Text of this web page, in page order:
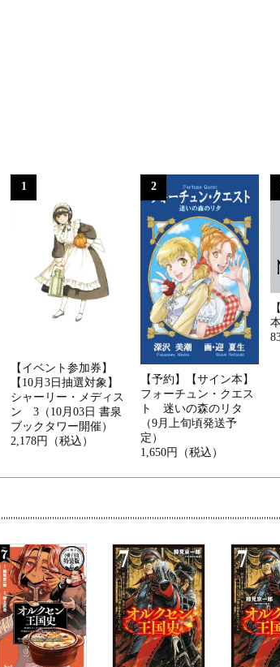
1
【イベント参加券】
【10月3日抽選対象】
シャーリー・メディス
ン 3（10月03日 書泉
ブックタワー開催）
2,178円（税込）
2
【予約】【サイン本】
フォーチュン・クエス
ト 迷いの森のリタ
（9月上旬頃発送予
定）
1,650円（税込）